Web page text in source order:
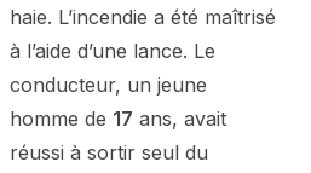
haie. L’incendie a été maîtrisé
à l’aide d’une lance. Le
conducteur, un jeune
homme de 17 ans, avait
réussi à sortir seul du